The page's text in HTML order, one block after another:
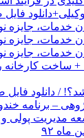
خدمات،
خدمات،
خدمات، جایزه
ساخت کارخانه
/ دانلود
– برنامه
مدیریت پولی و